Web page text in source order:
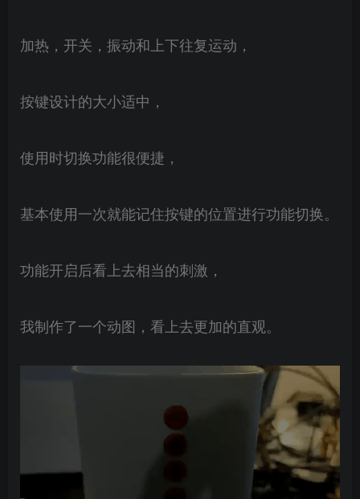
加热，开关，振动和上下往复运动，
按键设计的大小适中，
使用时切换功能很便捷，
基本使用一次就能记住按键的位置进行功能切换。
功能开启后看上去相当的刺激，
我制作了一个动图，看上去更加的直观。